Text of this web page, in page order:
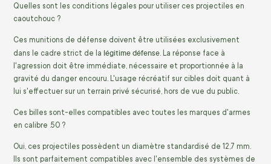
Quelles sont les conditions légales pour utiliser ces projectiles en
caoutchouc ?
Ces munitions de défense doivent être utilisées exclusivement
dans le cadre strict de la légitime défense . La réponse face à
l'agression doit être immédiate, nécessaire et proportionnée à la
gravité du danger encouru. L'usage récréatif sur cibles doit quant à
lui s'effectuer sur un terrain privé sécurisé, hors de vue du public.
Ces billes sont-elles compatibles avec toutes les marques d'armes
en calibre .50 ?
Oui, ces projectiles possèdent un diamètre standardisé de 12,7 mm.
Ils sont parfaitement compatibles avec l'ensemble des systèmes de